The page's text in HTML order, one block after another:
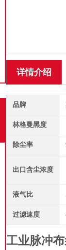
详情介绍
品牌
林格曼黑度
除尘率
出口含尘浓度
液气比
过滤速度
工业脉冲